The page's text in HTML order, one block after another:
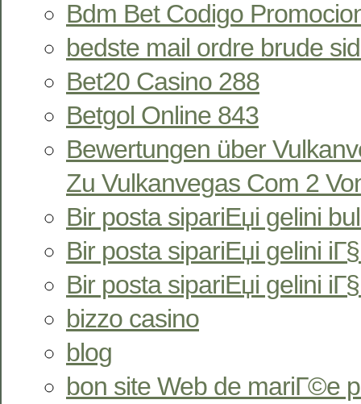
Bdm Bet Codigo
bedste mail ordre brude
Bet20 Casino 288
Betgol Online 843
Bewertungen über
Zu Vulkanvegas Com 2
Bir posta sipariЕџi gelini
Bir posta sipariЕџi gelini
Bir posta sipariЕџi gelini
bizzo casino
blog
bon site Web de mariГ©e